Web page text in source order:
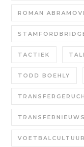
ROMAN
TACTIEK
TODD BOEHLY
TRANSFERNIEUWS
VOETBALCULTUUR